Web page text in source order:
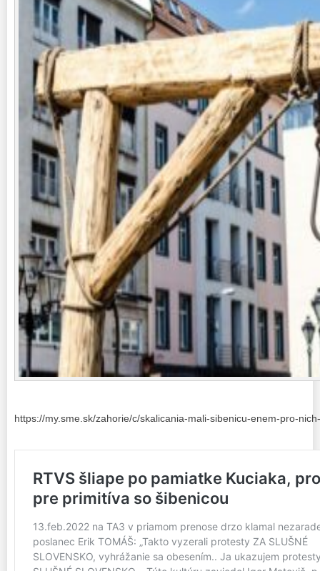
https://my.sme.sk/zahorie/c/skalicania-mali-sibenicu-enem-pro-